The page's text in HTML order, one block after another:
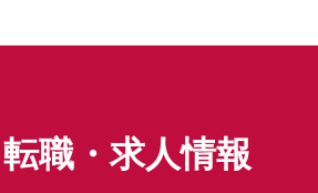
職・求人情報